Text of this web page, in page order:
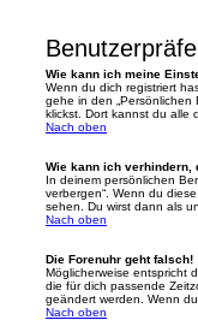
Wie kann ich meine
Wenn du dich registriert
gehe in den
klickst. Dort kannst du alle
Nach oben
Wie kann ich verhindern,
In deinem persönlichen
verbergen“. Wenn du
sehen. Du wirst dann als
Nach oben
Die Forenuhr geht falsch!
Möglicherweise entspricht
die für dich passende
geändert werden. Wenn
Nach oben